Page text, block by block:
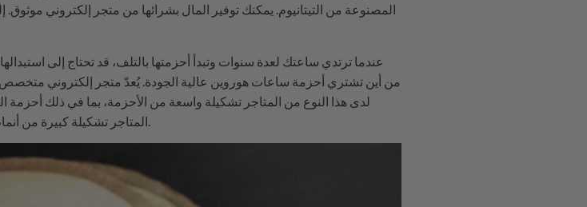
المصنوعة من التيتانيوم. يمكنك توفير المال بشرائها من متجر إلكتروني
عندما ترتدي ساعتك لعدة سنوات وتبدأ أحزمتها بالتلف، قد تحتاج إلى
من أين تشتري أحزمة ساعات هوروين عالية الجودة. يُعدّ متجر إلكتروني متخصص
لدى هذا النوع من المتاجر تشكيلة واسعة من الأحزمة، بما في ذلك
المتاجر تشكيلة كبيرة من أنماط الأحزمة، ما يضمن لك العثور على ما يناسب جميع إطلالاتك.